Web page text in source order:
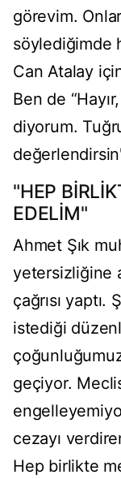
görevim.
söylediğimde
Can Atalay
Ben de
diyorum.
"HEP
EDELİM"
Ahmet Şık
yetersizliğine
çağrısı yaptı.
istediği
geçiyor.
cezayı
Hep birlikte